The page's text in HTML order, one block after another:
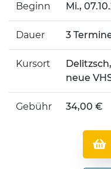
Beginn Mi.,
Dauer 3
Kursort
neue
Gebühr 34,00 €